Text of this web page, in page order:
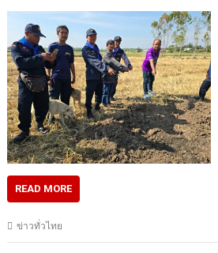
READ MORE
ข่าวทั่วไทย